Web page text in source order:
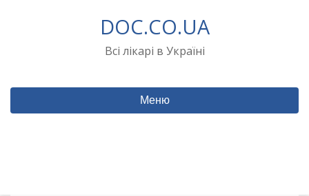
DOC.CO.UA
Всі лікарі в Україні
Меню